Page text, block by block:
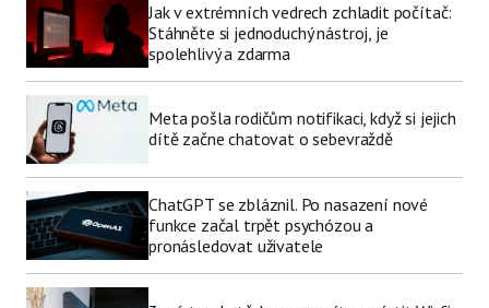
Jak v extrémních vedrech zchladit počítač:
Stáhněte si jednoduchý nástroj, je
spolehlivý a zdarma
Meta pošla rodičům notifikaci, když si jejich
dítě začne chatovat o sebevraždě
ChatGPT se zbláznil. Po nasazení nové
funkce začal trpět psychózou a
pronásledovat uživatele